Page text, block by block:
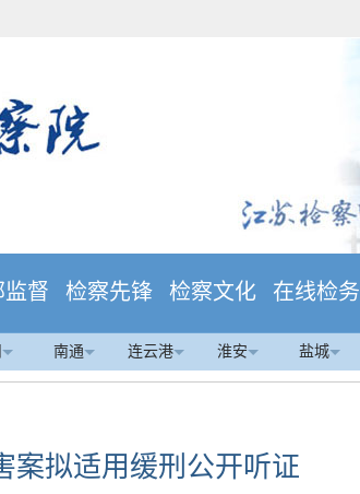
监督 检察先锋 检察文化 在线检务
南通 连云港 淮安 盐城
案拟适用缓刑公开听证